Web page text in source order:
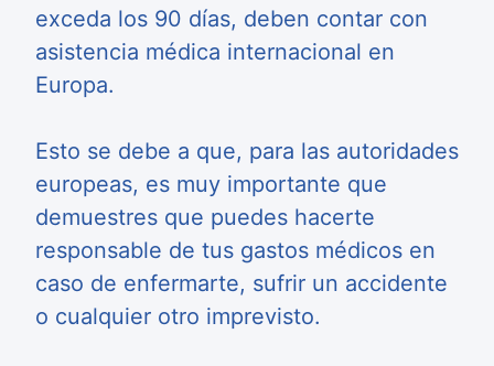
exceda los 90 días, deben contar con
asistencia médica internacional en
Europa.
Esto se debe a que, para las autoridades
europeas, es muy importante que
demuestres que puedes hacerte
responsable de tus gastos médicos en
caso de enfermarte, sufrir un accidente
o cualquier otro imprevisto.